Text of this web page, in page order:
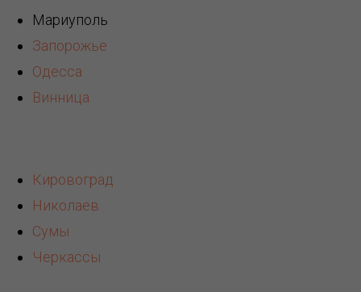
Мариуполь
Запорожье
Одесса
Винница
Кировоград
Николаев
Сумы
Черкассы